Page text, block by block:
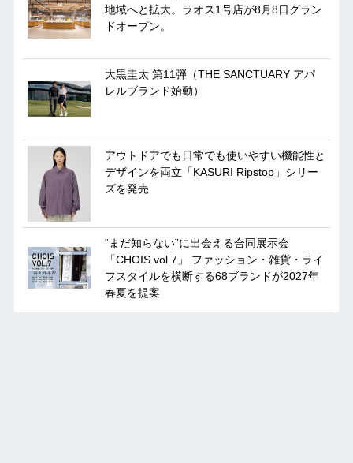
地域へと拡大。ラオス1号店が8月8日グラン
ドオープン。
大黒圭太 第11弾（THE SANCTUARY アパ
レルブランド始動）
アウトドアでも日常でも使いやすい機能性と
デザインを両立「KASURI Ripstop」シリー
ズを発売
“まだ知らない”に出会える合同展示会
「CHOIS vol.7」 ファッション・雑貨・ライ
フスタイルを横断する68ブランドが2027年
春夏を提案